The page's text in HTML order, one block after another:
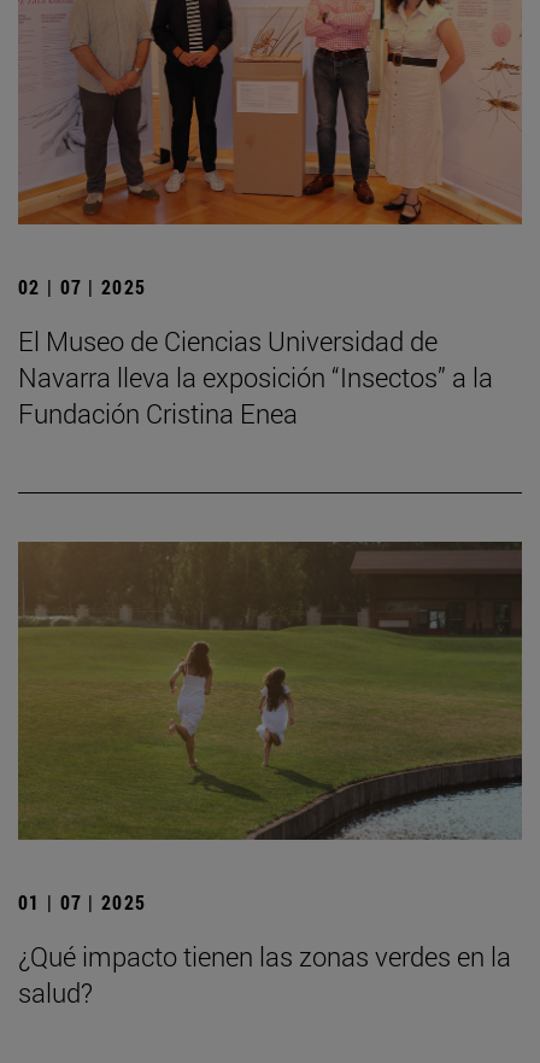
02 | 07 | 2025
El Museo de Ciencias Universidad de
Navarra lleva la exposición “Insectos” a la
Fundación Cristina Enea
01 | 07 | 2025
¿Qué impacto tienen las zonas verdes en la
salud?